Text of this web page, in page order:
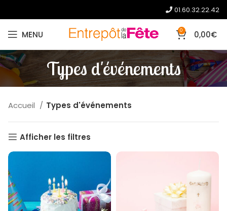
01.60.32.22.42
MENU 0 0,00€
Types d'événements
Accueil Types d'événements
Afficher les filtres